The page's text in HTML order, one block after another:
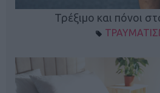
Τρέξιμο και πόνοι